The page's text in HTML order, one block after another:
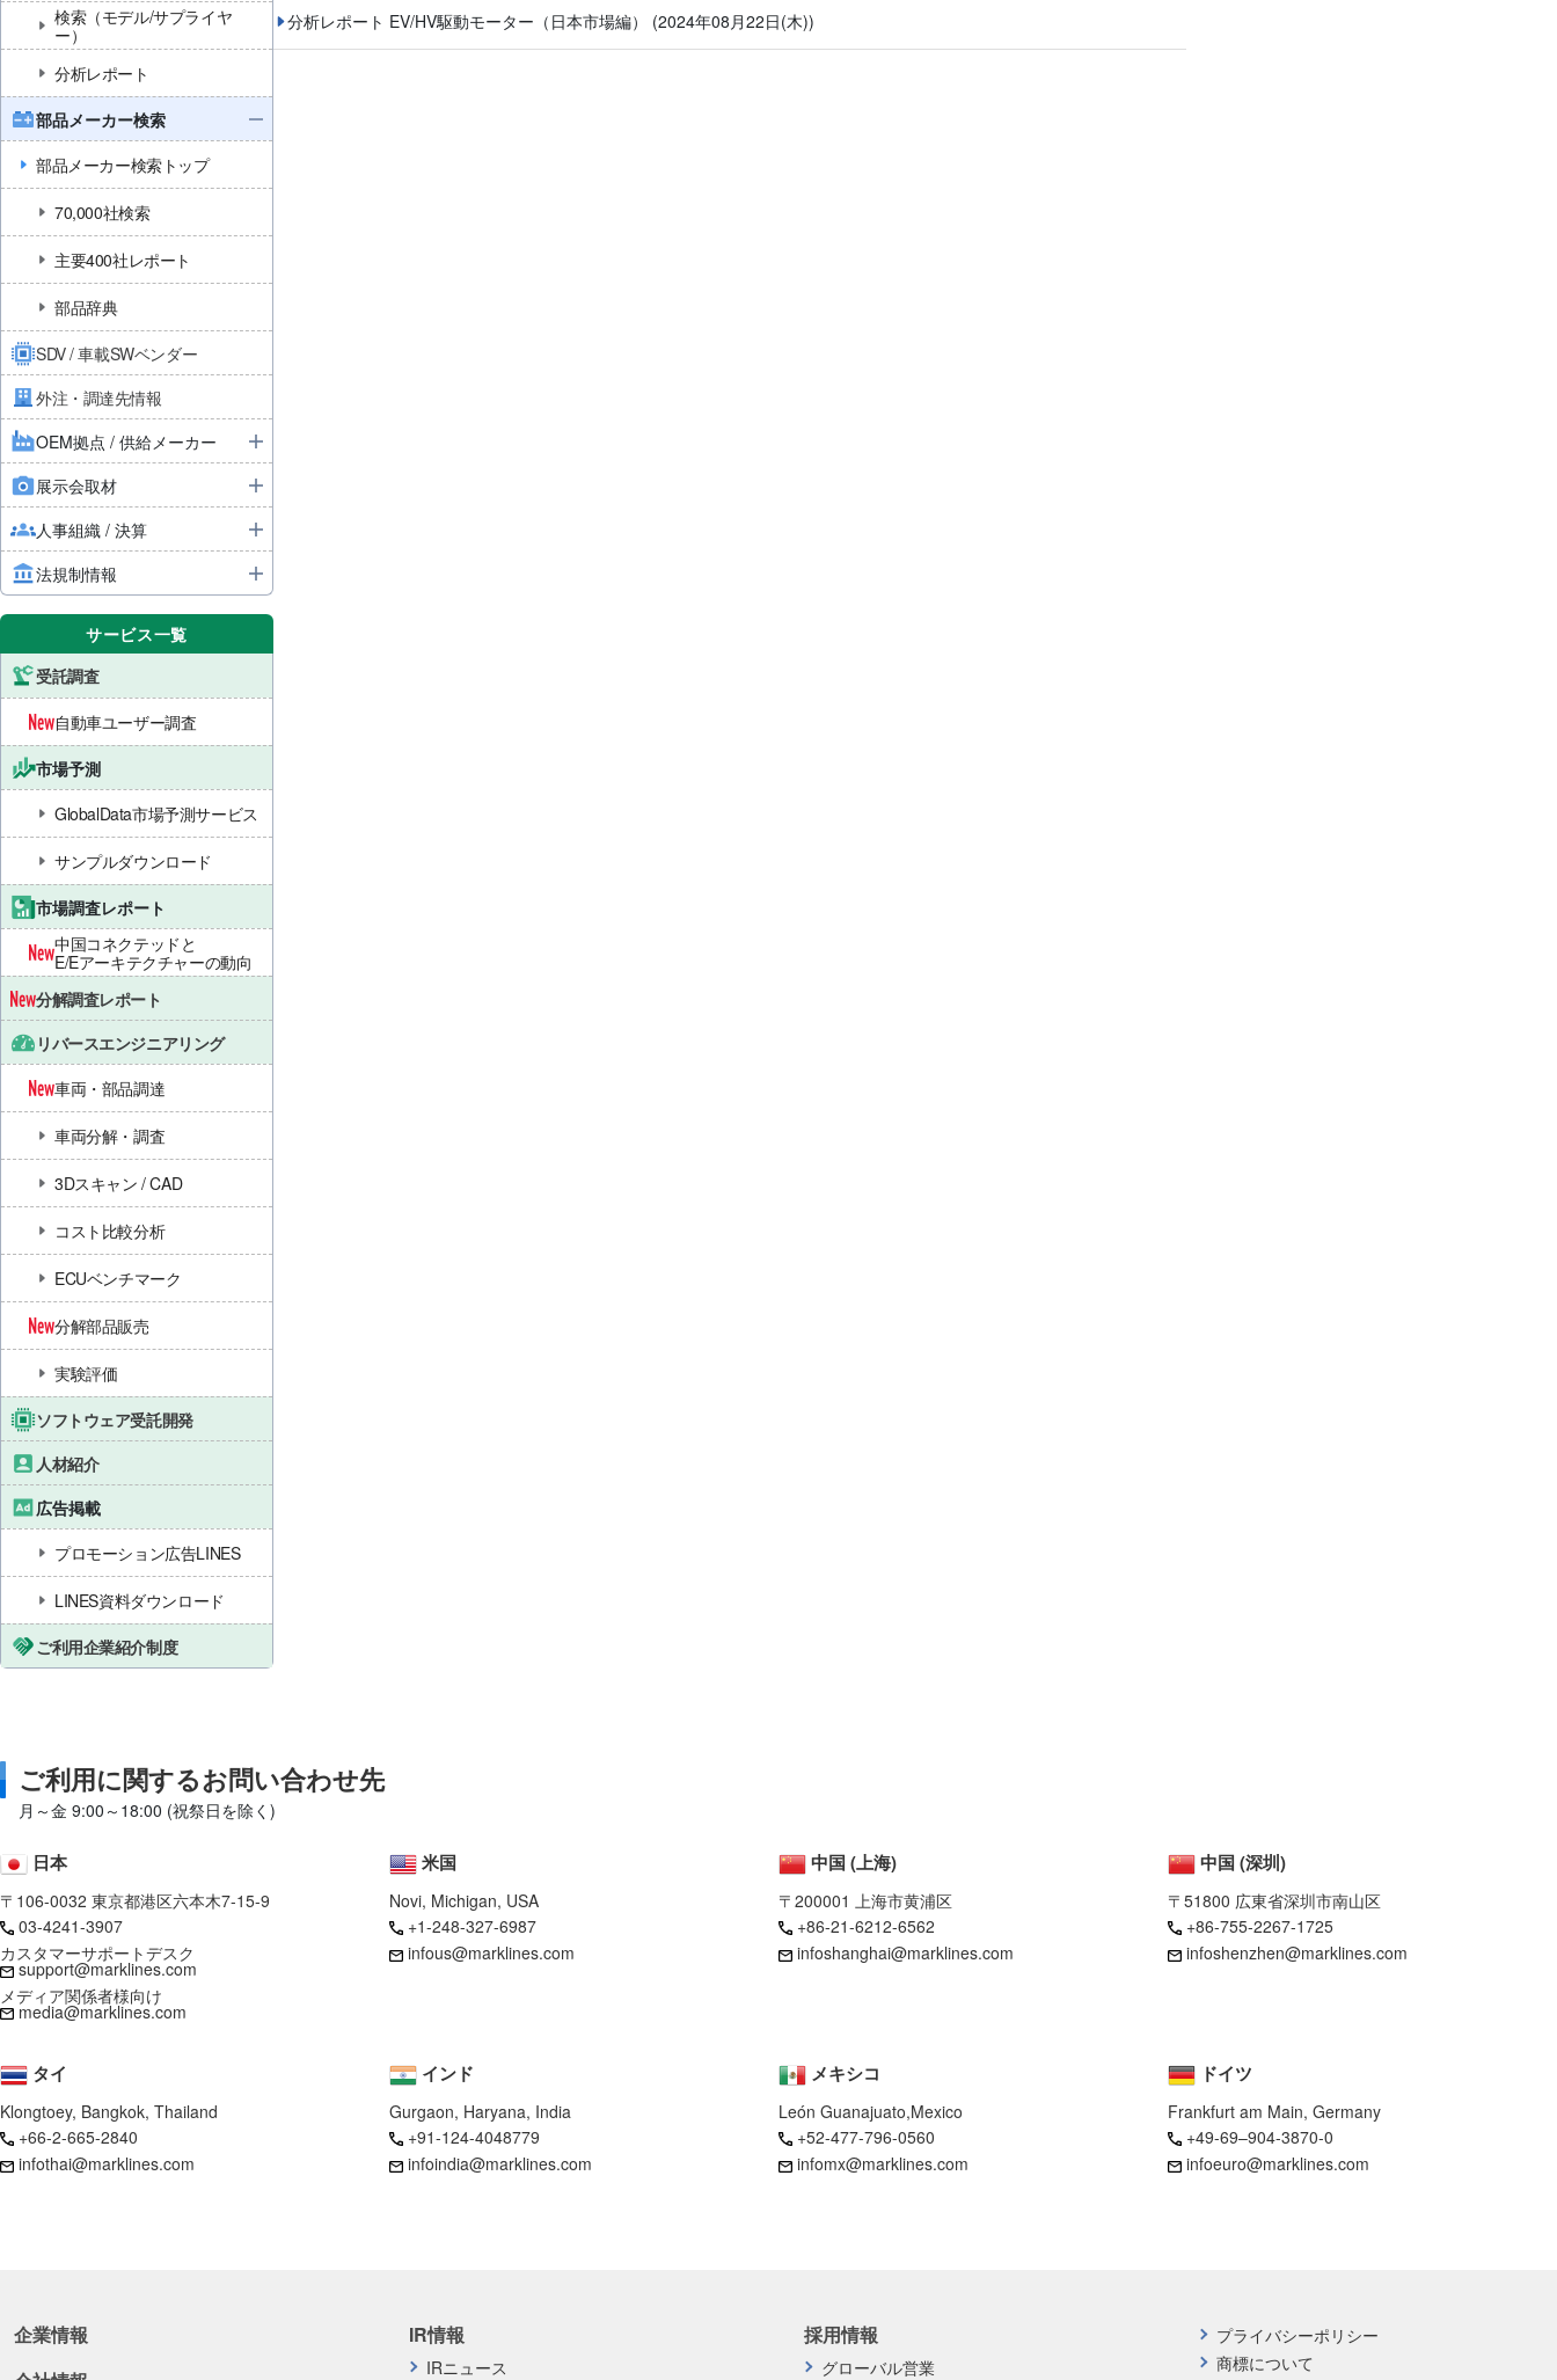
検索（モデル/サプライヤ
ー）
分析レポート
部品メーカー検索
部品メーカー検索トップ
70,000社検索
主要400社レポート
部品辞典
SDV / 車載SWベンダー
外注・調達先情報
OEM拠点 / 供給メーカー
展示会取材
人事組織 / 決算
法規制情報
サービス一覧
受託調査
自動車ユーザー調査
市場予測
GlobalData市場予測サービス
サンプルダウンロード
市場調査レポート
中国コネクテッドと
E/Eアーキテクチャーの動向
分解調査レポート
リバースエンジニアリング
車両・部品調達
車両分解・調査
3Dスキャン / CAD
コスト比較分析
ECUベンチマーク
分解部品販売
実験評価
ソフトウェア受託開発
人材紹介
広告掲載
プロモーション広告LINES
LINES資料ダウンロード
ご利用企業紹介制度
分析レポート EV/HV駆動モーター（日本市場編） (2024年08月22日(木))
ご利用に関するお問い合わせ先
月～金 9:00～18:00 (祝祭日を除く)
日本
〒106-0032 東京都港区六本木7-15-9
03-4241-3907
カスタマーサポートデスク
support@marklines.com
メディア関係者様向け
media@marklines.com
米国
Novi, Michigan, USA
+1-248-327-6987
infous@marklines.com
メキシコ
León Guanajuato,Mexico
+52-477-796-0560
infomx@marklines.com
ドイツ
Frankfurt am Main, Germany
+49-69–904-3870-0
infoeuro@marklines.com
中国 (上海)
〒200001 上海市黄浦区
+86-21-6212-6562
infoshanghai@marklines.com
中国 (深圳)
〒51800 広東省深圳市南山区
+86-755-2267-1725
infoshenzhen@marklines.com
タイ
Klongtoey, Bangkok, Thailand
+66-2-665-2840
infothai@marklines.com
インド
Gurgaon, Haryana, India
+91-124-4048779
infoindia@marklines.com
企業情報
プライバシーポリシー
商標について
採用情報
グローバル営業
IR情報
IRニュース